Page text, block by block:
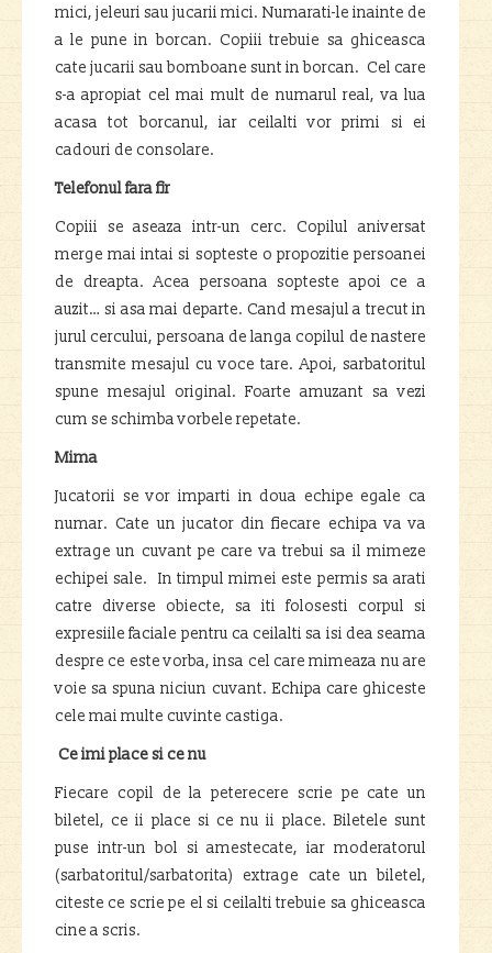
mici, jeleuri sau jucarii mici. Numarati-le inainte de
a le pune in borcan. Copiii trebuie sa ghiceasca
cate jucarii sau bomboane sunt in borcan. Cel care
s-a apropiat cel mai mult de numarul real, va lua
acasa tot borcanul, iar ceilalti vor primi si ei
cadouri de consolare.
Telefonul fara fir
Copiii se aseaza intr-un cerc. Copilul aniversat
merge mai intai si sopteste o propozitie persoanei
de dreapta. Acea persoana sopteste apoi ce a
auzit… si asa mai departe. Cand mesajul a trecut in
jurul cercului, persoana de langa copilul de nastere
transmite mesajul cu voce tare. Apoi, sarbatoritul
spune mesajul original. Foarte amuzant sa vezi
cum se schimba vorbele repetate.
Mima
Jucatorii se vor imparti in doua echipe egale ca
numar. Cate un jucator din fiecare echipa va va
extrage un cuvant pe care va trebui sa il mimeze
echipei sale. In timpul mimei este permis sa arati
catre diverse obiecte, sa iti folosesti corpul si
expresiile faciale pentru ca ceilalti sa isi dea seama
despre ce este vorba, insa cel care mimeaza nu are
voie sa spuna niciun cuvant. Echipa care ghiceste
cele mai multe cuvinte castiga.
Ce imi place si ce nu
Fiecare copil de la peterecere scrie pe cate un
biletel, ce ii place si ce nu ii place. Biletele sunt
puse intr-un bol si amestecate, iar moderatorul
(sarbatoritul/sarbatorita) extrage cate un biletel,
citeste ce scrie pe el si ceilalti trebuie sa ghiceasca
cine a scris.